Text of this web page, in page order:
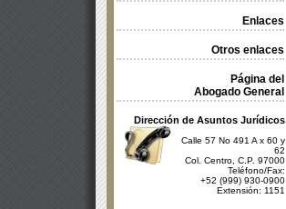
Enlaces
Otros enlaces
Página del
Abogado General
Dirección de Asuntos Jurídicos
Calle 57 No 491 A x 60 y
62
Col. Centro, C.P. 97000
Teléfono/Fax:
+52 (999) 930-0900
Extensión: 1151